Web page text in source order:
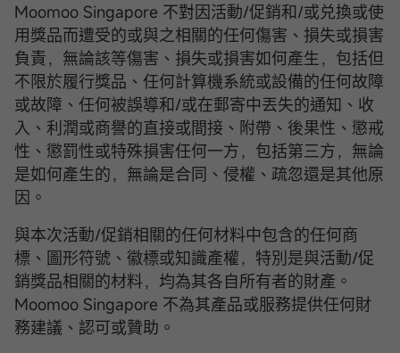
Moomoo Singapore 不對因活動/促銷和/或兑換或使
用獎品而遭受的或與之相關的任何傷害、損失或損害
負責，無論該等傷害、損失或損害如何產生，包括但
不限於履行獎品、任何計算機系統或設備的任何故障
或故障、任何被誤導和/或在郵寄中丟失的通知、收
入、利潤或商譽的直接或間接、附帶、後果性、懲戒
性、懲罰性或特殊損害任何一方，包括第三方，無論
是如何產生的，無論是合同、侵權、疏忽還是其他原
因。
與本次活動/促銷相關的任何材料中包含的任何商
標、圖形符號、徽標或知識產權，特別是與活動/促
銷獎品相關的材料，均為其各自所有者的財產。
Moomoo Singapore 不為其產品或服務提供任何財
務建議、認可或贊助。